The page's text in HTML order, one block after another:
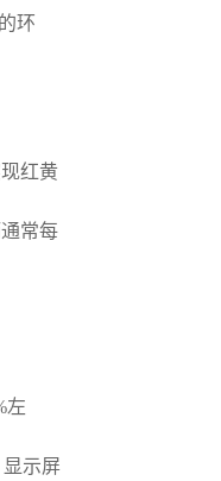
环
红黄
常每
左
示屏